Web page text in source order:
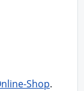
Shop.